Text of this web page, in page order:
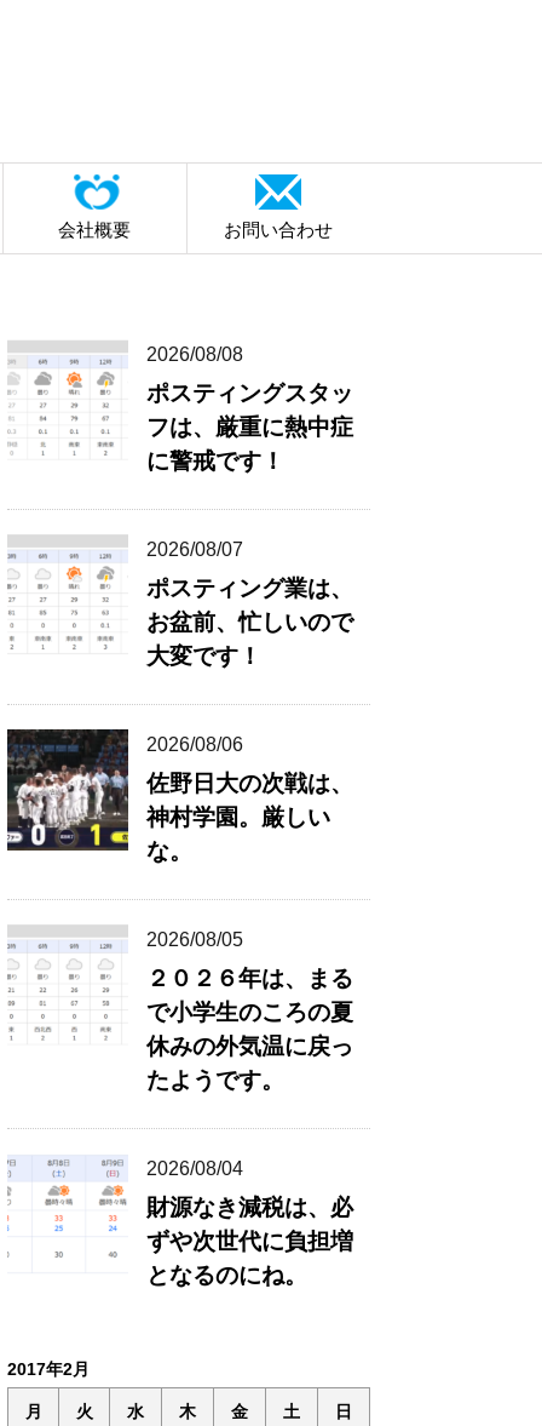
会社概要 お問い合わせ
2026/08/08
ポスティングスタッ
フは、厳重に熱中症
に警戒です！
2026/08/07
ポスティング業は、
お盆前、忙しいので
大変です！
2026/08/06
佐野日大の次戦は、
神村学園。厳しい
な。
2026/08/05
２０２６年は、まる
で小学生のころの夏
休みの外気温に戻っ
たようです。
2026/08/04
財源なき減税は、必
ずや次世代に負担増
となるのにね。
2017年2月
月 火 水 木 金 土 日